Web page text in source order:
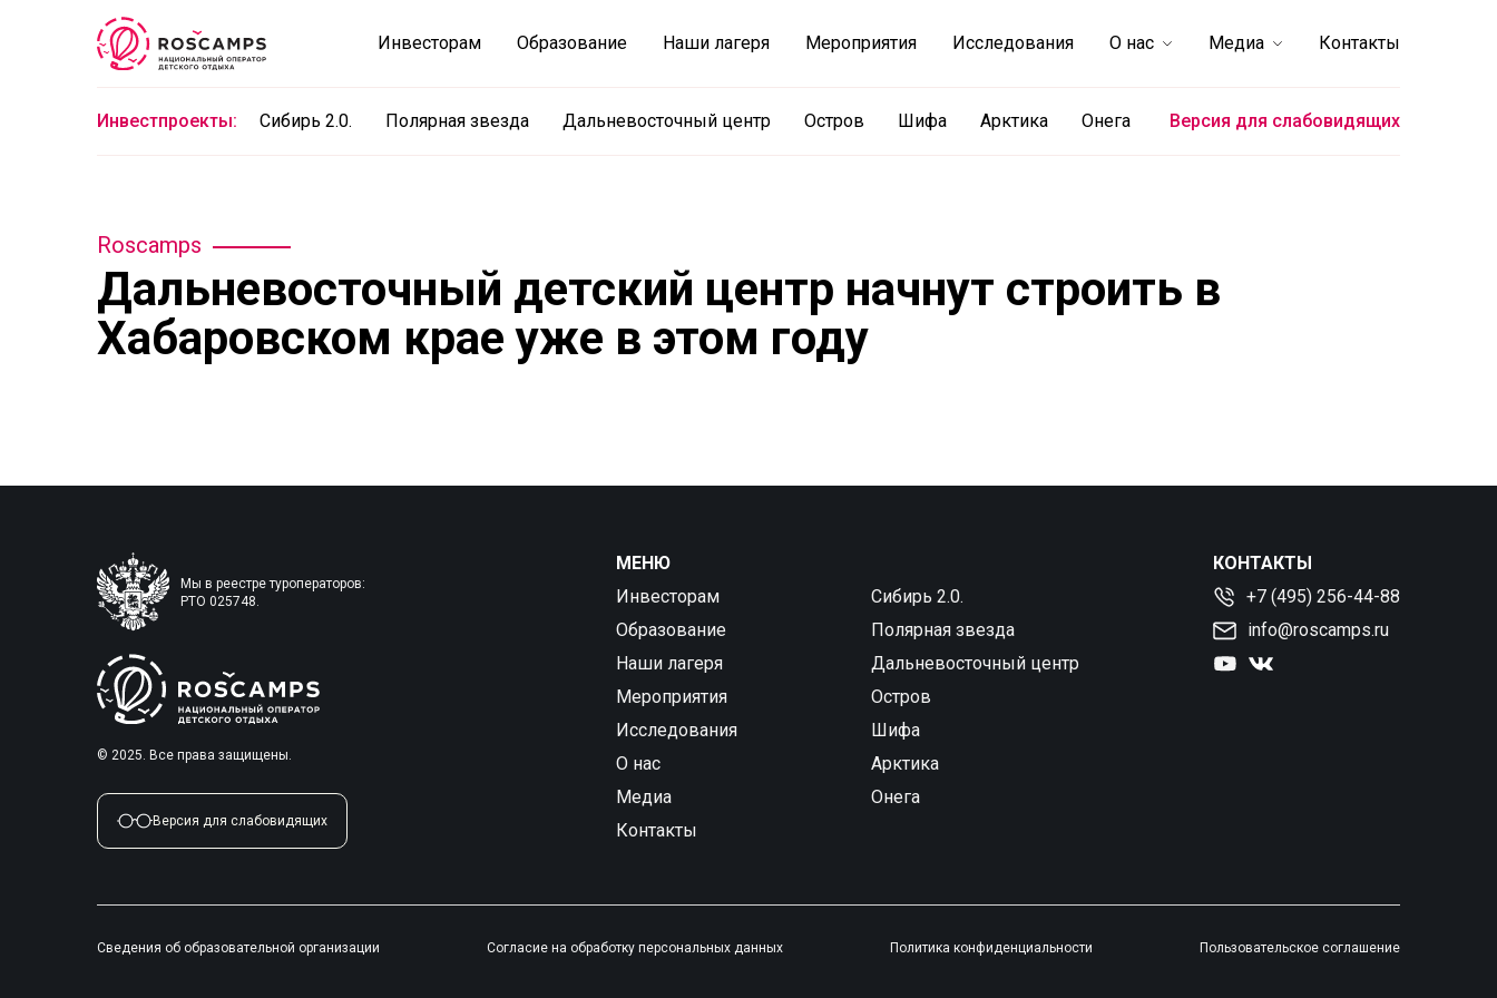
Инвесторам Образование Наши лагеря Мероприятия Исследования О нас Медиа Контакты
Инвестпроекты: Сибирь 2.0. Полярная звезда Дальневосточный центр Остров Шифа Арктика Онега Версия для слабовидящих
Roscamps
Дальневосточный детский центр начнут строить в
Хабаровском крае уже в этом году
Мы в реестре туроператоров:
РТО 025748.
© 2025. Все права защищены.
Версия для слабовидящих
МЕНЮ
Инвесторам
Образование
Наши лагеря
Мероприятия
Исследования
О нас
Медиа
Контакты
Сибирь 2.0.
Полярная звезда
Дальневосточный центр
Остров
Шифа
Арктика
Онега
КОНТАКТЫ
+7 (495) 256-44-88
info@roscamps.ru
Сведения об образовательной организации Согласие на обработку персональных данных Политика конфиденциальности Пользовательское соглашение